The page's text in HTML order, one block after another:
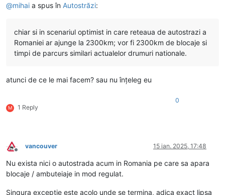
@mihai a spus în Autostrăzi:
chiar si in scenariul optimist in care reteaua de autostrazi a
Romaniei ar ajunge la 2300km; vor fi 2300km de blocaje si
timpi de parcurs similari actualelor drumuri nationale.
atunci de ce le mai facem? sau nu înțeleg eu
M 1 Reply
0
Deconectat
vancouver 15 ian. 2025, 17:48
Nu exista nici o autostrada acum in Romania pe care sa apara
blocaje / ambuteiaje in mod regulat.
Singura exceptie este acolo unde se termina, adica exact lipsa